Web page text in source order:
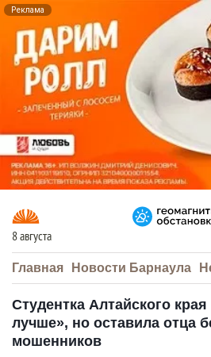
Реклама
8 августа
Главная Новости Барнаула
Студентка Алтайского края
лучше», но оставила отца
мошенников